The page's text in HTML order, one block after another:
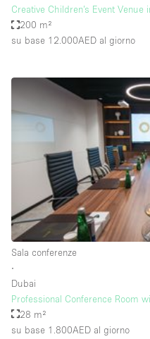
Internet
Luce Diurna
Parcheggio privato
Piano terra
Raw
Riscaldamento
Sistema di sicurezza
Smoking Area
Spazio living
Stile Haussmann
Creative Children’s Event Venue
200 m²
su base 12.000AED al giorno
Sala conferenze
∙
Dubai
Professional Conference Room
28 m²
su base 1.800AED al giorno